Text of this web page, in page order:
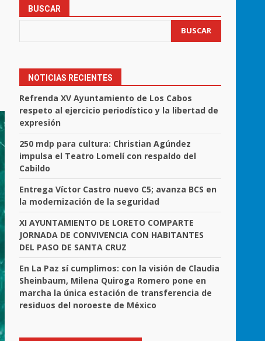
BUSCAR
BUSCAR
NOTICIAS RECIENTES
Refrenda XV Ayuntamiento de Los Cabos
respeto al ejercicio periodístico y la libertad de
expresión
250 mdp para cultura: Christian Agúndez
impulsa el Teatro Lomelí con respaldo del
Cabildo
Entrega Víctor Castro nuevo C5; avanza BCS en
la modernización de la seguridad
XI AYUNTAMIENTO DE LORETO COMPARTE
JORNADA DE CONVIVENCIA CON HABITANTES
DEL PASO DE SANTA CRUZ
En La Paz sí cumplimos: con la visión de Claudia
Sheinbaum, Milena Quiroga Romero pone en
marcha la única estación de transferencia de
residuos del noroeste de México